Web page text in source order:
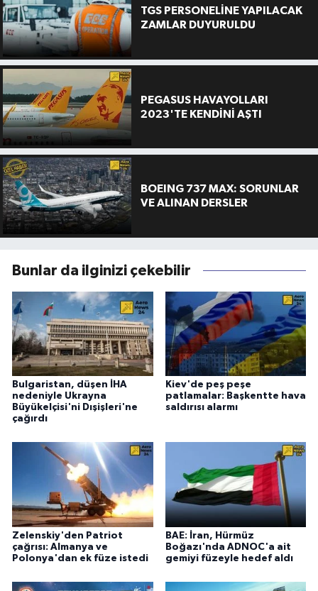
TGS PERSONELİNE YAPILACAK
ZAMLAR DUYURULDU
PEGASUS HAVAYOLLARI
2023'TE KENDİNİ AŞTI
BOEING 737 MAX: SORUNLAR
VE ALINAN DERSLER
Bunlar da ilginizi çekebilir
Bulgaristan, düşen İHA
nedeniyle Ukrayna
Büyükelçisi'ni Dışişleri'ne
çağırdı
Kiev'de peş peşe
patlamalar: Başkentte hava
saldırısı alarmı
Zelenskiy'den Patriot
çağrısı: Almanya ve
Polonya'dan ek füze istedi
BAE: İran, Hürmüz
Boğazı'nda ADNOC'a ait
gemiyi füzeyle hedef aldı